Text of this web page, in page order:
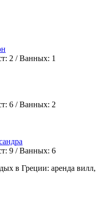
2 /Ванных: 1
6 /Ванных: 2
9 /Ванных: 6
в Греции: аренда вилл,